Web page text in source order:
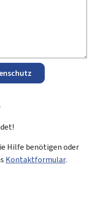
Hilfe benötigen oder
Kontaktformular.